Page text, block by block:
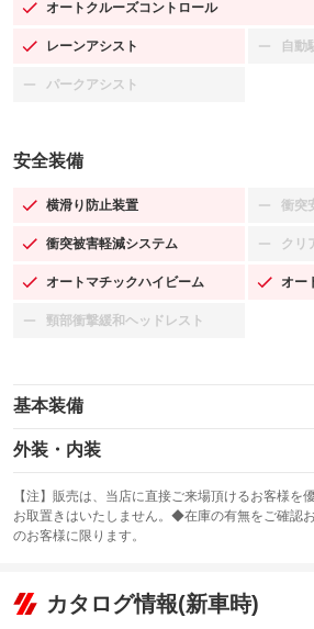
オートクルーズコントロール
：装備あり
レーンアシスト
：装備あり 自動
：装
パークアシスト
：装備なし
安全装備
横滑り防止装置
：装備あり 衝突
：装
衝突被害軽減システム
：装備あり クリ
：装
オートマチックハイビーム
：装備あり オー
：装
頸部衝撃緩和ヘッドレスト
：装備なし
基本装備
エアバッグ：運転席/助手席/サイド
：装備あり
：装備なし
サンルーフ
：装備なし ABS
リフトアップ
：装備なし
外装・内装
カーナビ：メモリーナビ他
：装備あり
TV：フルセグ
：装備あり
ビジュアル：-／DVD再生
：装備あり
【注】販売は、当店に直接ご来場頂けるお客様
お取置きはいたしません。◆在庫の有無をご確認
のお客様に限ります。
カタログ情報(新車時)